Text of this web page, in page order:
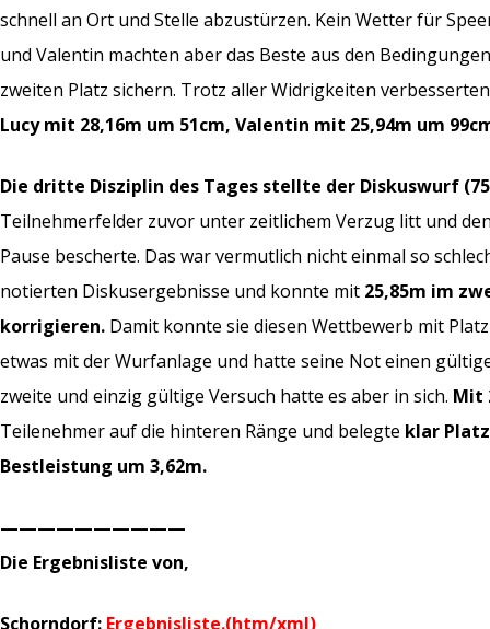
schnell an Ort und Stelle abzustürzen. Kein Wetter für
und Valentin machten aber das Beste aus den
zweiten Platz sichern. Trotz aller Widrigkeiten
Lucy mit 28,16m um 51cm, Valentin mit 25,94m um
Die dritte Disziplin des Tages stellte der Diskuswurf
Teilnehmerfelder zuvor unter zeitlichem Verzug litt und
Pause bescherte. Das war vermutlich nicht einmal so
notierten Diskusergebnisse und konnte mit 25,85m im
korrigieren. Damit konnte sie diesen Wettbewerb mit
etwas mit der Wurfanlage und hatte seine Not einen
zweite und einzig gültige Versuch hatte es aber in sich. Mit
Teilenehmer auf die hinteren Ränge und belegte klar
Bestleistung um 3,62m.
——————————
Die Ergebnisliste von,
Schorndorf: Ergebnisliste.(htm/xml)